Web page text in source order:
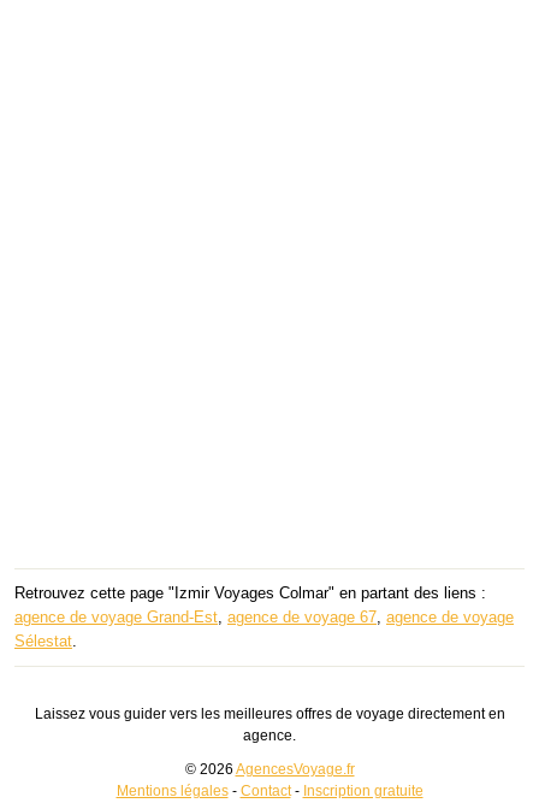
Retrouvez cette page "Izmir Voyages Colmar" en partant des liens :
agence de voyage Grand-Est agence de voyage 67 agence de voyage
Sélestat
Laissez vous guider vers les meilleures offres de voyage directement en
agence.
© 2026 AgencesVoyage.fr
Mentions légales- Contact- Inscription gratuite